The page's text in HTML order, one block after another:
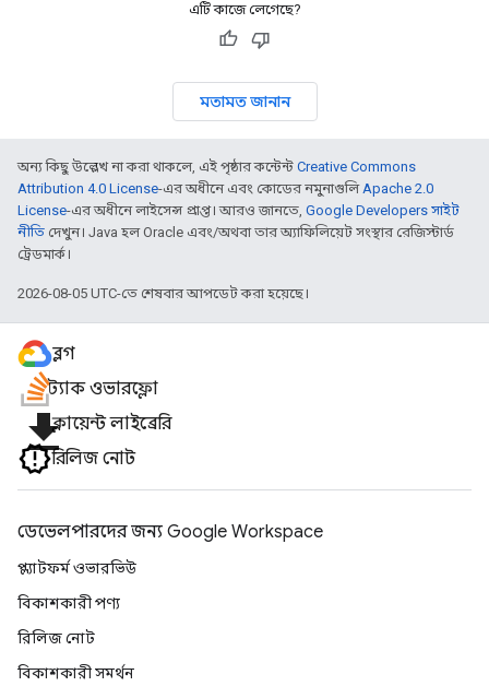
এটি কাজে লেগেছে?
মতামত জানান
অন্য কিছু উল্লেখ না করা থাকলে, এই পৃষ্ঠার কন্টেন্ট Creative Commons
Attribution 4.0 License-এর অধীনে এবং কোডের নমুনাগুলিApache 2.0
License-এর অধীনে লাইসেন্স প্রাপ্ত। আরও জানতে, Google Developers সাইট
নীতি দেখুন। Java হল Oracle এবং/অথবা তার অ্যাফিলিয়েট সংস্থার রেজিস্টার্ড
ট্রেডমার্ক।
2026-08-05 UTC-তে শেষবার আপডেট করা হয়েছে।
ব্লগ
স্ট্যাক ওভারফ্লো
file_downloadক্লায়েন্ট লাইব্রেরি
রিলিজ নোট
ডেভেলপারদের জন্য Google Workspace
প্ল্যাটফর্ম ওভারভিউ
বিকাশকারী পণ্য
রিলিজ নোট
বিকাশকারী সমর্থন